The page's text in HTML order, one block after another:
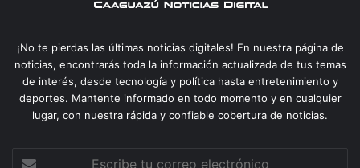
¡No te pierdas las últimas noticias digitales! En nuestra página de
noticias, encontrarás toda la información actualizada de tus temas
de interés, desde tecnología y política hasta entretenimiento y
deportes. Mantente informado en todo momento y en cualquier
lugar, con nuestra rápida y confiable cobertura de noticias.